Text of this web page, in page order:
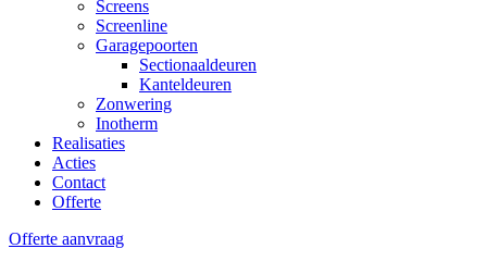
Screens
Screenline
Garagepoorten
Sectionaaldeuren
Kanteldeuren
Zonwering
Inotherm
Realisaties
Acties
Contact
Offerte
Offerte aanvraag